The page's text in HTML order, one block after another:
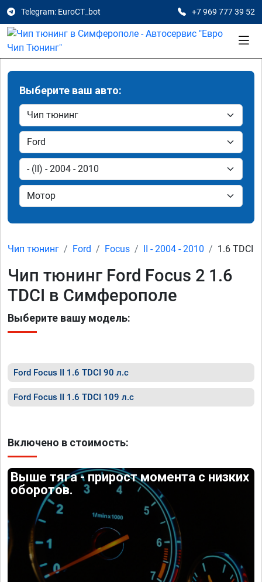
Telegram: EuroCT_bot +7 969 777 39 52
Выберите ваш авто:
Чип тюнинг Ford Focus II - 2004 - 2010 1.6 TDCI
Чип тюнинг Ford Focus 2 1.6
TDCI в Симферополе
Выберите вашу модель:
Ford Focus II 1.6 TDCI 90 л.с
Ford Focus II 1.6 TDCI 109 л.с
Включено в стоимость:
Выше тяга - прирост момента с низких
оборотов.